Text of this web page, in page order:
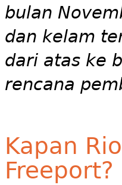
bulan
dan kelam
dari atas ke
rencana
Kapan
Freeport?